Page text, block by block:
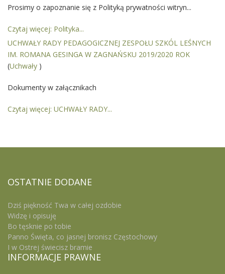
Prosimy o zapoznanie się z Polityką prywatności witryn...
Czytaj więcej: Polityka...
UCHWAŁY RADY PEDAGOGICZNEJ ZESPOŁU SZKÓL LEŚNYCH
IM. ROMANA GESINGA W ZAGNAŃSKU 2019/2020 ROK
(Uchwały )
Dokumenty w załącznikach
Czytaj więcej: UCHWAŁY RADY...
OSTATNIE DODANE
Dziś piękność Twa w całej ozdobie
Widzę i opisuję
Bo tęsknie po tobie
Panno Święta, co jasnej bronisz Częstochowy
I w Ostrej świecisz bramie
INFORMACJE PRAWNE